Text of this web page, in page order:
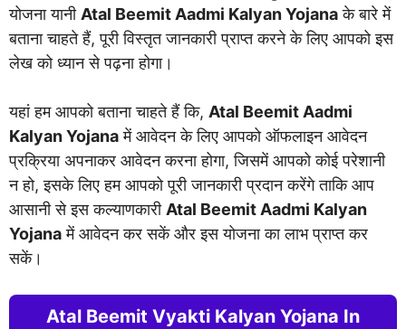
योजना यानी Atal Beemit Aadmi Kalyan Yojanaके बारे में
बताना चाहते हैं, पूरी विस्तृत जानकारी प्राप्त करने के लिए आपको इस
लेख को ध्यान से पढ़ना होगा।
यहां हम आपको बताना चाहते हैं कि, Atal Beemit Aadmi
Kalyan Yojanaमें आवेदन के लिए आपको ऑफलाइन आवेदन
प्रक्रिया अपनाकर आवेदन करना होगा, जिसमें आपको कोई परेशानी
न हो, इसके लिए हम आपको पूरी जानकारी प्रदान करेंगे ताकि आप
आसानी से इस कल्याणकारी Atal Beemit Aadmi Kalyan
Yojanaमें आवेदन कर सकें और इस योजना का लाभ प्राप्त कर
सकें।
Atal Beemit Vyakti Kalyan Yojana In